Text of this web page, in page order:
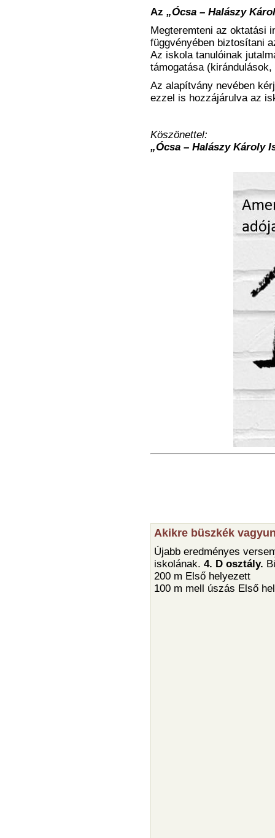
Az „Ócsa – Halászy
Megteremteni az oktatási
függvényében biztosítani
Az iskola tanulóinak
támogatása
Az alapítvány nevében
ezzel is hozzájárulva az
Köszönettel:
„Ócsa – Halászy Károly
Akikre büszkék
Újabb eredményes
iskolának. 4. D osztály.
200 m Első helyezett
100 m mell úszás Első